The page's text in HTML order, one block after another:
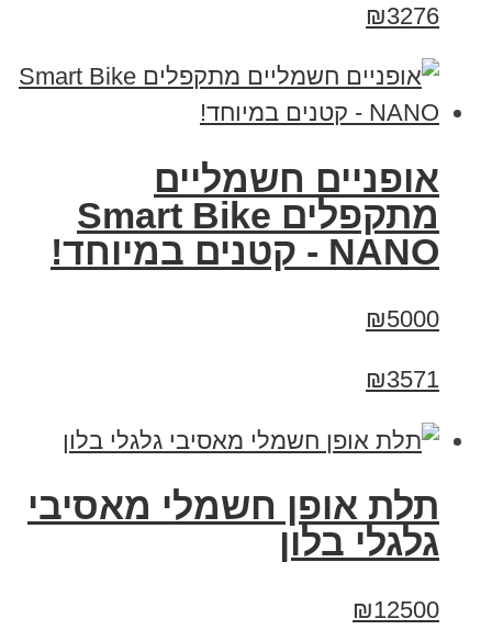
₪3276
אופניים חשמליים
מתקפלים Smart Bike
NANO - קטנים במיוחד!
₪5000
₪3571
תלת אופן חשמלי מאסיבי
גלגלי בלון
₪12500